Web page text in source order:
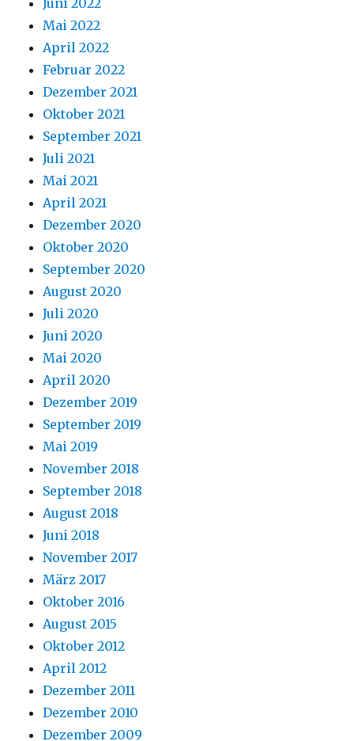
Juni 2022
Mai 2022
April 2022
Februar 2022
Dezember 2021
Oktober 2021
September 2021
Juli 2021
Mai 2021
April 2021
Dezember 2020
Oktober 2020
September 2020
August 2020
Juli 2020
Juni 2020
Mai 2020
April 2020
Dezember 2019
September 2019
Mai 2019
November 2018
September 2018
August 2018
Juni 2018
November 2017
März 2017
Oktober 2016
August 2015
Oktober 2012
April 2012
Dezember 2011
Dezember 2010
Dezember 2009